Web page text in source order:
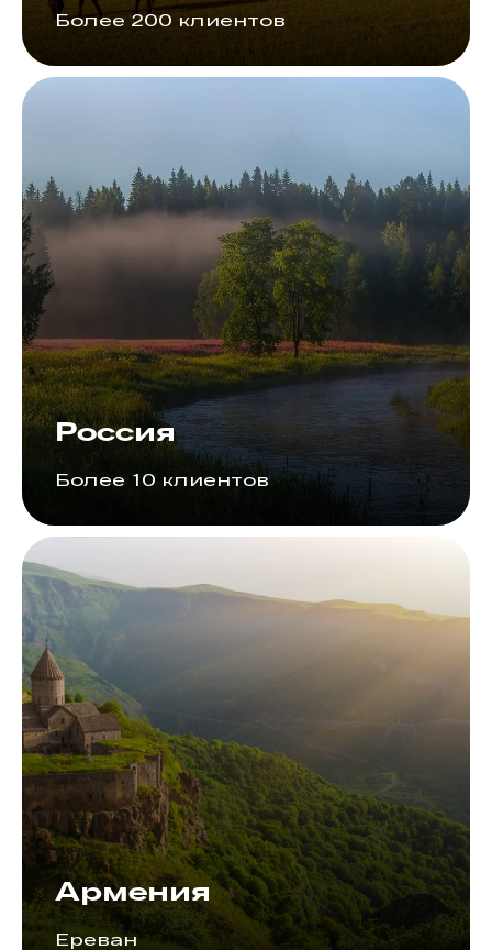
Более 200 клиентов
Россия
Более 10 клиентов
Армения
Ереван